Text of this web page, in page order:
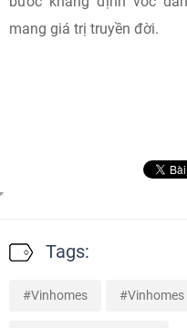
mang giá trị truyền đời.
Tags:
Vinhomes Vinhomes